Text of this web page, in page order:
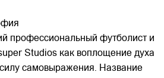
профессиональный футболист и
Studios как воплощение духа
самовыражения. Название